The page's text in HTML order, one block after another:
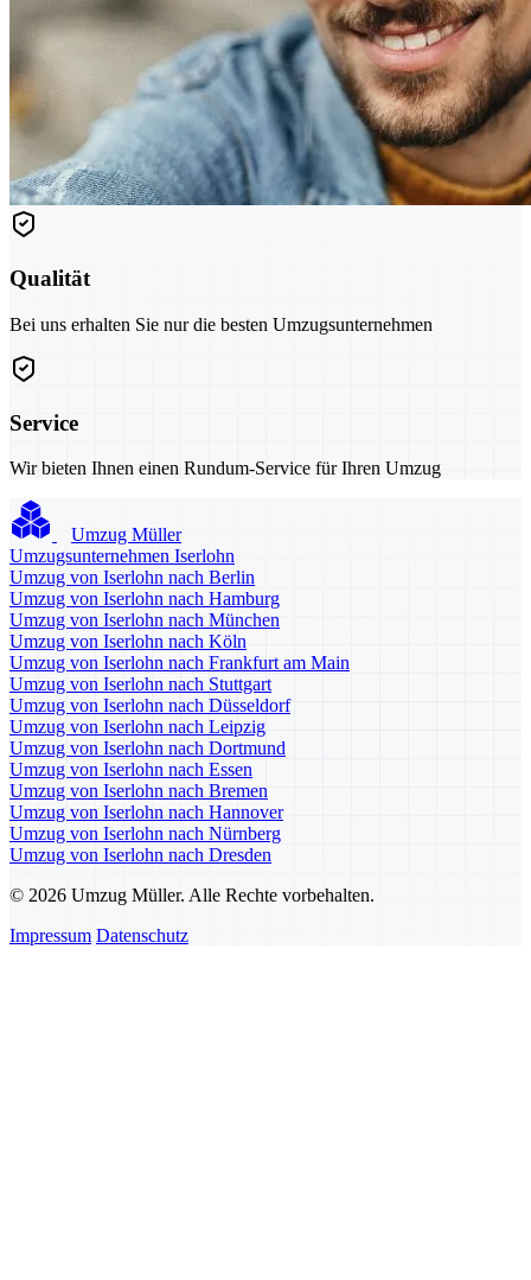
Qualität
Bei uns erhalten Sie nur die besten Umzugsunternehmen
Service
Wir bieten Ihnen einen Rundum-Service für Ihren Umzug
Umzug Müller
Umzugsunternehmen Iserlohn
Umzug von Iserlohn nach Berlin
Umzug von Iserlohn nach Hamburg
Umzug von Iserlohn nach München
Umzug von Iserlohn nach Köln
Umzug von Iserlohn nach Frankfurt am Main
Umzug von Iserlohn nach Stuttgart
Umzug von Iserlohn nach Düsseldorf
Umzug von Iserlohn nach Leipzig
Umzug von Iserlohn nach Dortmund
Umzug von Iserlohn nach Essen
Umzug von Iserlohn nach Bremen
Umzug von Iserlohn nach Hannover
Umzug von Iserlohn nach Nürnberg
Umzug von Iserlohn nach Dresden
© 2026 Umzug Müller. Alle Rechte vorbehalten.
Impressum Datenschutz